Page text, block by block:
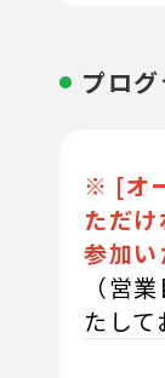
プロ
※ [オ
ただ
参加い
（営
たして